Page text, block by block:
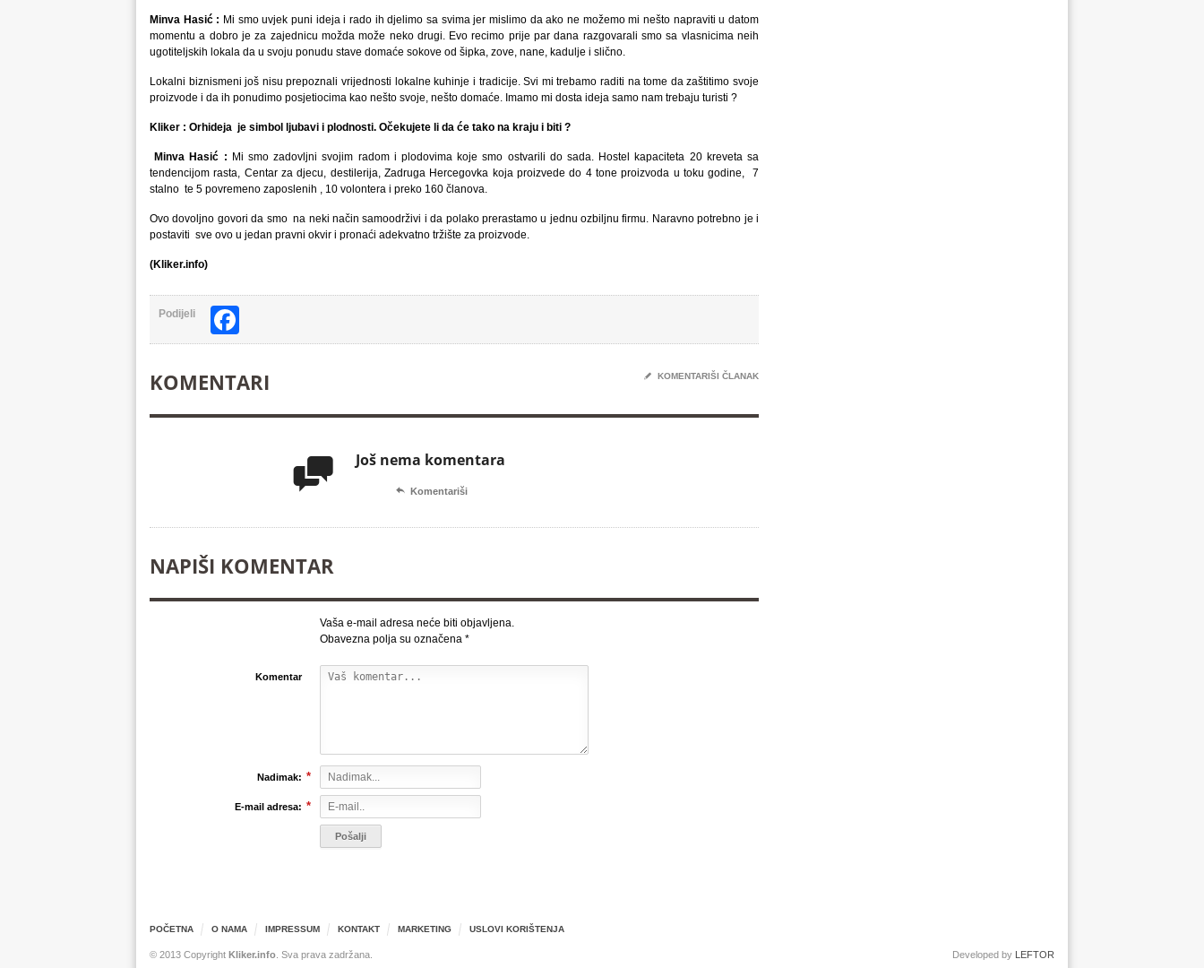
Minva Hasić : Mi smo uvjek puni ideja i rado ih djelimo sa svima jer mislimo da ako ne možemo mi nešto napraviti u datom
momentu a dobro je za zajednicu možda može neko drugi. Evo recimo prije par dana razgovarali smo sa vlasnicima neih
ugotiteljskih lokala da u svoju ponudu stave domaće sokove od šipka, zove, nane, kadulje i slično.
Lokalni biznismeni još nisu prepoznali vrijednosti lokalne kuhinje i tradicije. Svi mi trebamo raditi na tome da zaštitimo svoje
proizvode i da ih ponudimo posjetiocima kao nešto svoje, nešto domaće. Imamo mi dosta ideja samo nam trebaju turisti ?
Kliker : Orhideja je simbol ljubavi i plodnosti. Očekujete li da će tako na kraju i biti ?
Minva Hasić : Mi smo zadovljni svojim radom i plodovima koje smo ostvarili do sada. Hostel kapaciteta 20 kreveta sa
tendencijom rasta, Centar za djecu, destilerija, Zadruga Hercegovka koja proizvede do 4 tone proizvoda u toku godine, 7
stalno te 5 povremeno zaposlenih , 10 volontera i preko 160 članova.
Ovo dovoljno govori da smo na neki način samoodrživi i da polako prerastamo u jednu ozbiljnu firmu. Naravno potrebno je i
postaviti sve ovo u jedan pravni okvir i pronaći adekvatno tržište za proizvode.
(Kliker.info)
Podijeli
KOMENTARI ✎ KOMENTARIŠI ČLANAK
 Još nema komentara
 Komentariši
NAPIŠI KOMENTAR
Vaša e-mail adresa neće biti objavljena.
Obavezna polja su označena *
Komentar
Nadimak: *
E-mail adresa: *
POČETNA O NAMA IMPRESSUM KONTAKT MARKETING USLOVI KORIŠTENJA
© 2013 Copyright Kliker.info . Sva prava zadržana. Developed by LEFTOR